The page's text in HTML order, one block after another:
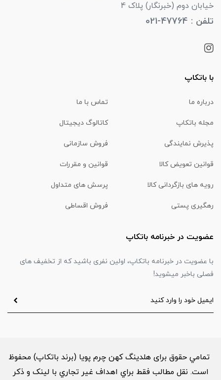
خیابان دوم (خبرنگار) پلاک 4
تلفن : 47764-021
با باتکاپ
درباره ما تماس با ما
مجله باتکاپ کاتالوگ دیجیتال
پذیرش نمایندگی فروش سازمانی
قوانین تعویض کالا قوانین و مقررات
رویه های بازگردانی کالا پرسش های متداول
رهگیری پستی فروش اقساطی
عضویت در خبرنامه باتکاپ
با عضویت در خبرنامه باتکاپ، اولین نفری باشید که از تخفیف های
فصلی باخبر میشوید!
تمامي حقوق برای هلدینگ کهن چرم پویا (برند باتکاپ) محفوظ
است. نقل مطالب فقط براي اهداف غير تجاري با لینک و ذکر